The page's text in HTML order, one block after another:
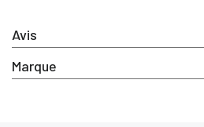
Avis
Marque